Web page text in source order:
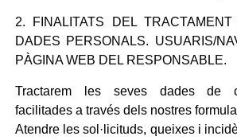
2. FINALITATS DEL
DADES PERSONALS. USUARIS/
PÀGINA WEB DEL RESPONSABLE.
Tractarem les seves dades de
facilitades a través dels nostres
Atendre les sol·licituds, queixes i